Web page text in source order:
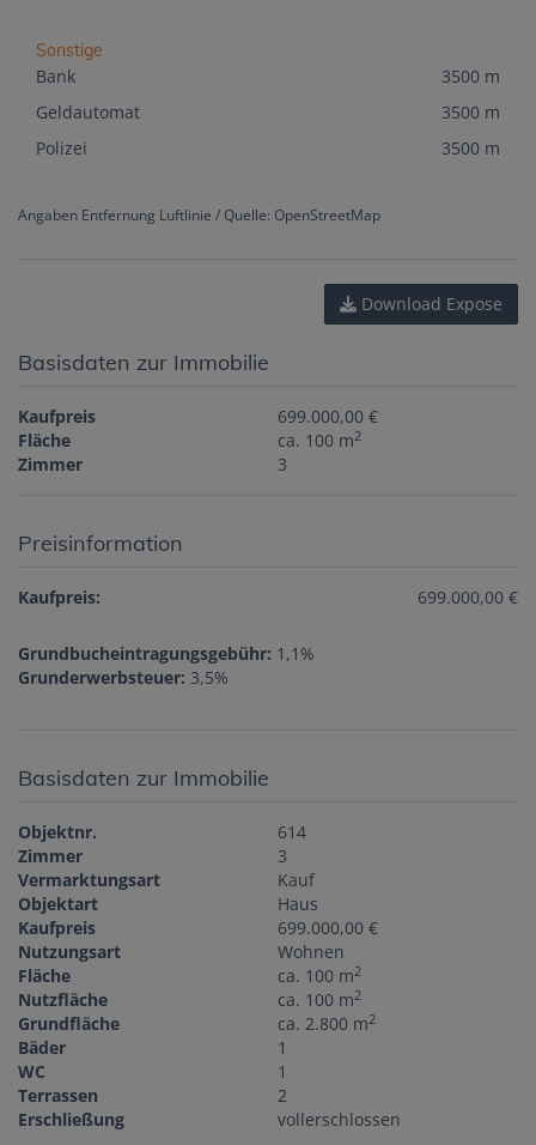
Sonstige
Bank
3500 m
Geldautomat
3500 m
Polizei
3500 m
Angaben Entfernung Luftlinie / Quelle: OpenStreetMap
Download Expose
Basisdaten zur Immobilie
Kaufpreis
699.000,00 €
Fläche
ca. 100 m2
Zimmer 3
Preisinformation
Kaufpreis: 699.000,00 €
Grundbucheintragungsgebühr: 1,1%
Grunderwerbsteuer: 3,5%
Basisdaten zur Immobilie
Objektnr.
614
Zimmer
3
Vermarktungsart
Kauf
Objektart
Haus
Kaufpreis
699.000,00 €
Nutzungsart
Wohnen
Fläche
ca. 100 m2
Nutzfläche ca. 100 m2
Grundfläche ca. 2.800 m2
Bäder
1
WC
1
Terrassen
2
Erschließung
vollerschlossen